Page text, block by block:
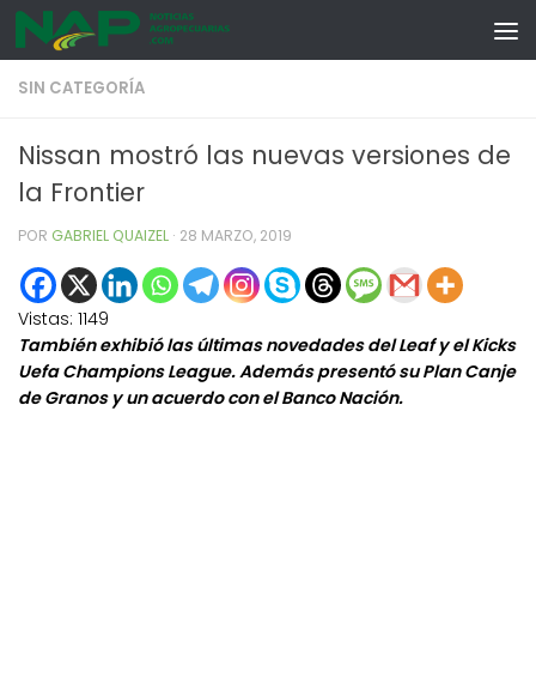
Skip to content
SIN CATEGORÍA
Nissan mostró las nuevas versiones de
la Frontier
POR GABRIEL QUAIZEL · 28 MARZO, 2019
Vistas: 1149
También exhibió las últimas novedades del Leaf y el Kicks
Uefa Champions League. Además presentó su Plan Canje
de Granos y un acuerdo con el Banco Nación.